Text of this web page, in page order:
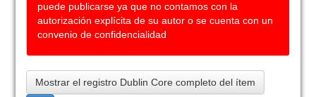
puede publicarse ya que no contamos con la
autorización explícita de su autor o se cuenta con un
convenio de confidencialidad
Mostrar el registro Dublin Core completo del ítem